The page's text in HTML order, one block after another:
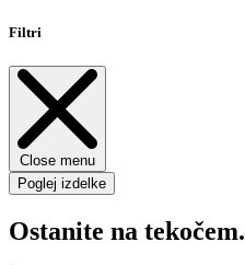
Filtri
Close menu
Poglej izdelke
Ostanite na tekočem.